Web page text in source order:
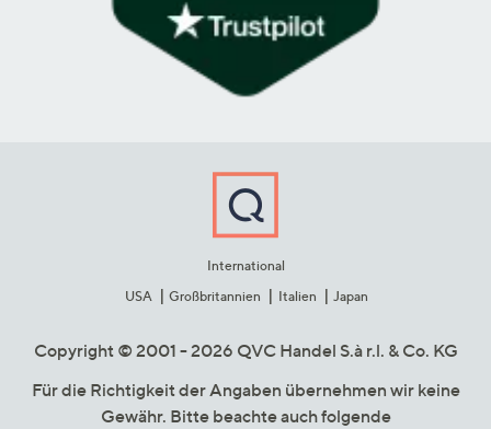
International
USA
Großbritannien Italien Japan
Copyright © 2001 - 2026 QVC Handel S.à r.l. & Co. KG
Für die Richtigkeit der Angaben übernehmen wir keine
Gewähr. Bitte beachte auch folgende